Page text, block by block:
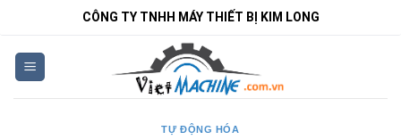
nội
dung
CÔNG TY TNHH MÁY THIẾT BỊ KIM LONG
TỰ ĐỘNG HÓA